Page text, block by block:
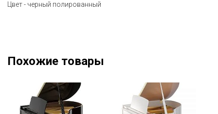
Цвет - черный полированный
Похожие товары